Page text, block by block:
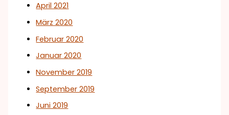
April 2021
März 2020
Februar 2020
Januar 2020
November 2019
September 2019
Juni 2019